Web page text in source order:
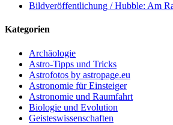
Bildveröffentlichung / Hubble: Am
Kategorien
Archäologie
Astro-Tipps und Tricks
Astrofotos by astropage.eu
Astronomie für Einsteiger
Astronomie und Raumfahrt
Biologie und Evolution
Geisteswissenschaften